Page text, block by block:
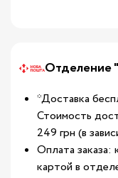
Отделение
*Доставка
Стоимость
249 грн (в
Оплата заказа:
картой в